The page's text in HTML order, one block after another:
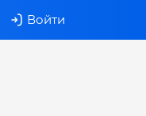
Войти